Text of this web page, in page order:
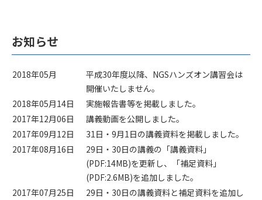
お知らせ
2018年05月
平成30年度以降、NGSハンズオン講習会は
開催いたしません。
2018年05月14日
実施報告書等を掲載しました。
2017年12月06日
講義動画を公開しました。
2017年09月12日
31日・9月1日の講義資料を掲載しました。
2017年08月16日
29日・30日の講義の「講義資料」
(PDF:14MB)を更新し、「補足資料」
(PDF:2.6MB)を追加しました。
2017年07月25日
29日・30日の講義資料と補足資料を追加し